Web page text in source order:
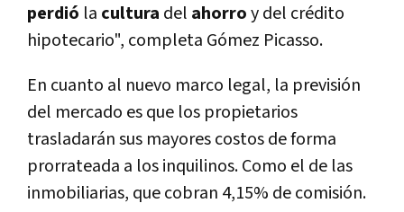
perdió la cultura del ahorroy del crédito
hipotecario", completa Gómez Picasso.
En cuanto al nuevo marco legal, la previsión
del mercado es que los propietarios
trasladarán sus mayores costos de forma
prorrateada a los inquilinos. Como el de las
inmobiliarias, que cobran 4,15% de comisión.